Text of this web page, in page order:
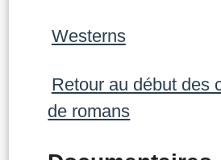
Westerns
Retour au début des
de romans